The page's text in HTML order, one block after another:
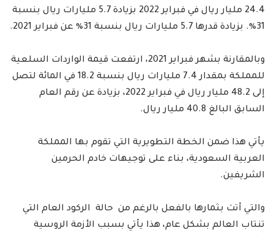
24.4 مليار ريال في فبراير 2022 بزيادة 5.7 مليارات ريال بنسبة
31٪. بزيادة قدرها 5.7 مليارات ريال بنسبة 31٪ عن فبراير 2021.
وبالمقارنة بشهر فبراير 2021، ارتفعت قيمة الواردات السلعية
للمملكة بمقدار 7.4 مليارات ريال بنسبة 18.2 في المائة لتصل
إلى 48.2 مليار ريال في فبراير 2022، بزيادة عن رقم العام
السابق البالغ 40.8 مليار ريال.
يأتي هذا ضمن الخطة التطويرية التي تقوم بها المملكة
العربية السعودية، بناء على توجيهات خادم الحرمين
الشريفين.
والتي أتت بثمارها بالفعل بالرغم من حالة الركود العام التي
تنتاب العالم بشكل عام، هذا يأتي بسبب الأزمة الروسية